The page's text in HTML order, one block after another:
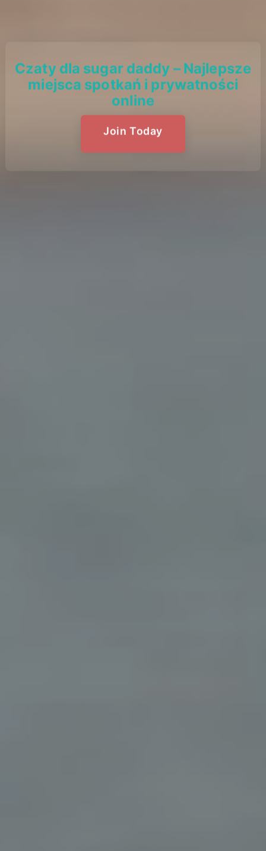
Czaty dla sugar daddy – Najlepsze
miejsca spotkań i prywatności
online
Join Today